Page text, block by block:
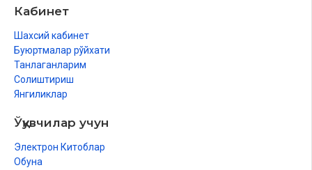
Кабинет
Шахсий кабинет
Буюртмалар рўйхати
Танлаганларим
Солиштириш
Янгиликлар
Ўқувчилар учун
Электрон Китоблар
Обуна